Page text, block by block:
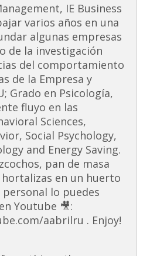
IE Business
varios años en una
algunas empresas
de la investigación
del comportamiento
de la Empresa y
Grado en Psicología,
fluyo en las
Sciences,
Social Psychology,
and Energy Saving.
pan de masa
en un huerto
personal lo puedes
Youtube 🎥:
aabrilru . Enjoy!